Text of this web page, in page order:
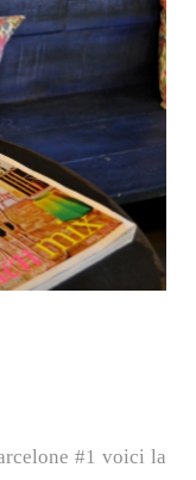
#1 voici la